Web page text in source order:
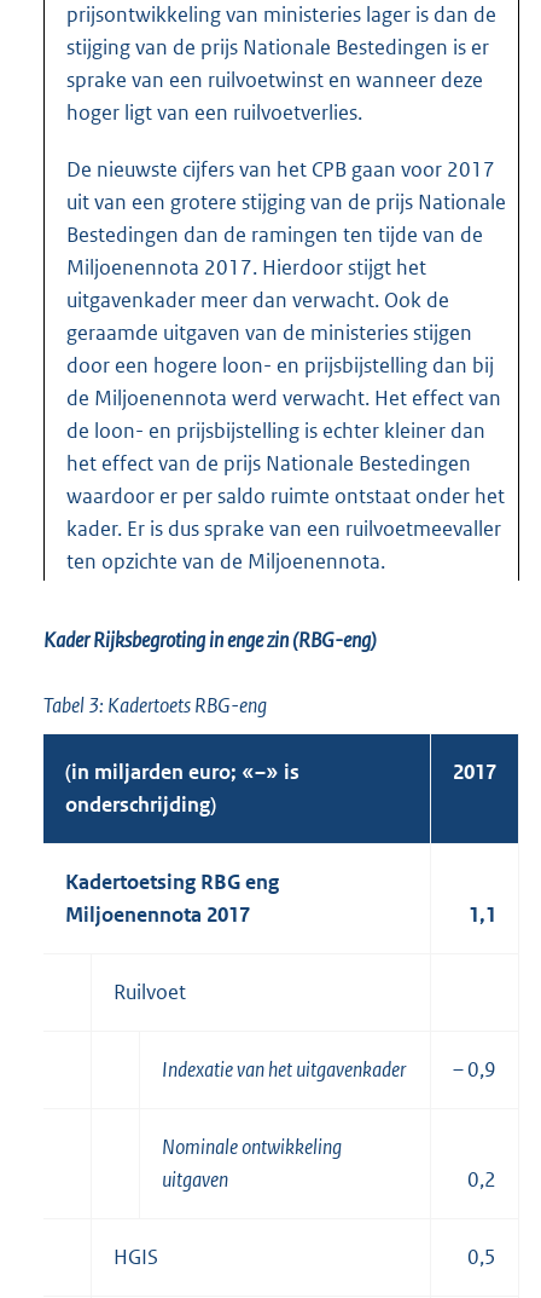
prijsontwikkeling van ministeries lager is dan de
stijging van de prijs Nationale Bestedingen is er
sprake van een ruilvoetwinst en wanneer deze
hoger ligt van een ruilvoetverlies.
De nieuwste cijfers van het CPB gaan voor 2017
uit van een grotere stijging van de prijs Nationale
Bestedingen dan de ramingen ten tijde van de
Miljoenennota 2017. Hierdoor stijgt het
uitgavenkader meer dan verwacht. Ook de
geraamde uitgaven van de ministeries stijgen
door een hogere loon- en prijsbijstelling dan bij
de Miljoenennota werd verwacht. Het effect van
de loon- en prijsbijstelling is echter kleiner dan
het effect van de prijs Nationale Bestedingen
waardoor er per saldo ruimte ontstaat onder het
kader. Er is dus sprake van een ruilvoetmeevaller
ten opzichte van de Miljoenennota.
Kader Rijksbegroting in enge zin (RBG-eng)
Tabel 3: Kadertoets RBG-eng
(in miljarden euro; «–» is
onderschrijding)
2017
Kadertoetsing RBG eng
Miljoenennota 2017
1,1
Ruilvoet
Indexatie van het uitgavenkader – 0,9
Nominale ontwikkeling
uitgaven
0,2
HGIS 0,5